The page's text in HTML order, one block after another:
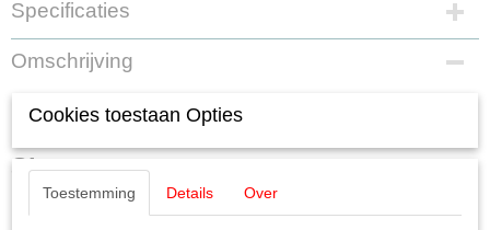
Specificaties
Productcode
48263
4001883482637
Productcode leverancier
48263
Schaal
H0 (1:87)
Omschrijving
Märklin 48263 Set kalkkuipwagens
Slmmp
Cookies toestaan Opties
Toestemming Details Over